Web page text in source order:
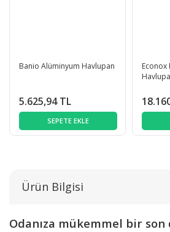
Banio Alüminyum Havlupan
5.625,94 TL
SEPETE EKLE
Econox
Ürün Bilgisi
Odanıza mükemmel bir